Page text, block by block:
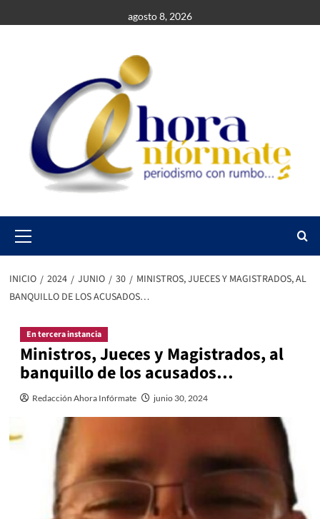
al
agosto 8, 2026
Menu
INICIO 2024 JUNIO 30
MINISTROS, JUECES Y MAGISTRADOS, AL
BANQUILLO DE LOS ACUSADOS…
En tercera instancia
Ministros, Jueces y Magistrados, al
banquillo de los acusados…
Redacción Ahora Infórmate junio 30, 2024